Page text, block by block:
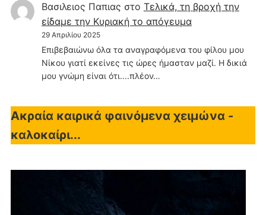
Βασιλειος Παπιας στο Τελικά, τη βροχή την
είδαμε την Κυριακή το απόγευμα
29 Απριλίου 2025
Επιβεβαιώνω όλα τα αναγραφόμενα του φίλου μου
Νίκου γιατί εκείνες τις ώρες ήμασταν μαζί. Η δικιά
μου γνώμη είναι ότι....πλέον…
Ακραία καιρικά φαινόμενα χειμώνα -
καλοκαίρι...